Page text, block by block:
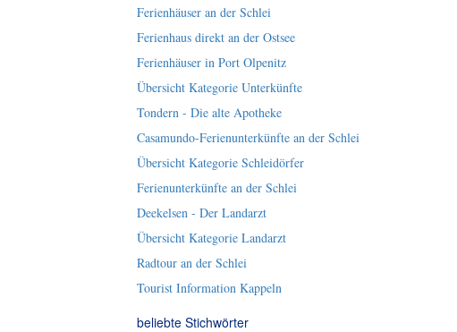
Ferienhäuser an der Schlei
Ferienhaus direkt an der Ostsee
Ferienhäuser in Port Olpenitz
Übersicht Kategorie Unterkünfte
Tondern - Die alte Apotheke
Casamundo-Ferienunterkünfte an der Schlei
Übersicht Kategorie Schleidörfer
Ferienunterkünfte an der Schlei
Deekelsen - Der Landarzt
Übersicht Kategorie Landarzt
Radtour an der Schlei
Tourist Information Kappeln
beliebte Stichwörter